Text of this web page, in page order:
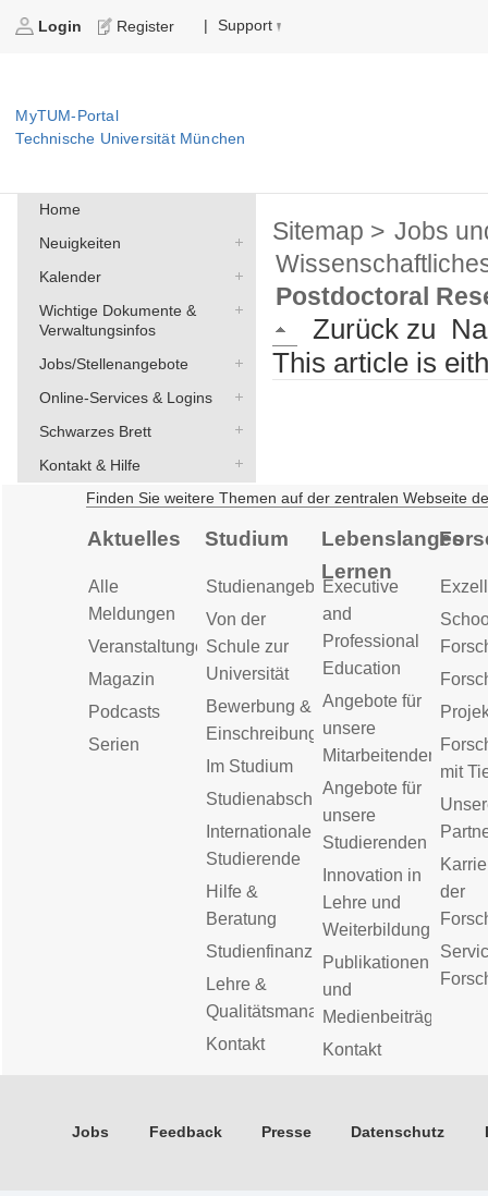
Login Register | Support
MyTUM-Portal
Technische Universität München
Home
Neuigkeiten
Kalender
Wichtige Dokumente &
Verwaltungsinfos
Jobs/Stellenangebote
Online-Services & Logins
Schwarzes Brett
Kontakt & Hilfe
Sitemap > Jobs
Postdoctoral
Zurück zu
This article is
Finden Sie weitere Themen auf der zentralen Webseite
Aktuelles
Alle
Meldungen
Veranstaltungen
Magazin
Podcasts
Serien
Studium
Studienangebot
Von der
Schule zur
Universität
Bewerbung &
Einschreibung
Im Studium
Studienabschluss
Internationale
Studierende
Hilfe &
Beratung
Studienfinanzierung
Lehre &
Qualitätsmanagement
Kontakt
Lebenslanges
Lernen
Executive
and
Professional
Education
Angebote für
unsere
Mitarbeitenden
Angebote für
unsere
Studierenden
Innovation in
Lehre und
Weiterbildung
Publikationen
und
Medienbeiträge
Kontakt
mit
der
Jobs Feedback Presse Datenschutz